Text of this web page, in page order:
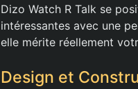
Dizo Watch R Talk se
intéressantes avec une
elle mérite réellement
Design et